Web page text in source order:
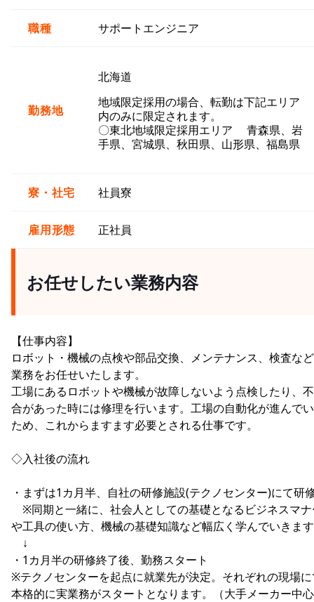
職種 サポートエンジニア
勤務地
北海道
地域限定採用の場合、転勤は下記エリア
内のみに限定されます。
〇東北地域限定採用エリア 青森県、岩
手県、宮城県、秋田県、山形県、福島県
寮・社宅 社員寮
雇用形態 正社員
お任せしたい業務内容
【仕事内容】
ロボット・機械の点検や部品交換、メンテナンス、検査な
業務をお任せいたします。
工場にあるロボットや機械が故障しないよう点検したり、
合があった時には修理を行います。工場の自動化が進んで
ため、これからますます必要とされる仕事です。
◇入社後の流れ
・まずは1カ月半、自社の研修施設(テクノセンター)にて研
※同期と一緒に、社会人としての基礎となるビジネスマ
や工具の使い方、機械の基礎知識など幅広く学んでいきま
↓
・1カ月半の研修終了後、勤務スタート
※テクノセンターを起点に就業先が決定。それぞれの現場
本格的に実業務がスタートとなります。（大手メーカー中